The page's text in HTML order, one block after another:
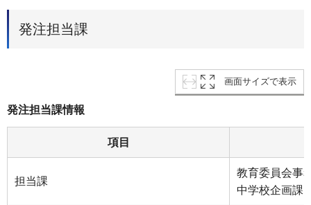
発注担当課
画面サイズで表示
発注担当課情報
項目
担当課
教育委員会
中学校企画課